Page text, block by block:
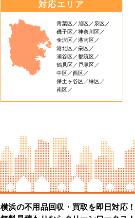
対応エリア
青葉区 旭区
泉区
磯子区
神奈川区
金沢区
港南区
港北区
栄区
瀬谷区
都筑区
鶴見区
戸塚区
中区
西区
保土ヶ谷区
緑区
南区
横浜の不用品回収・買取を即日対応